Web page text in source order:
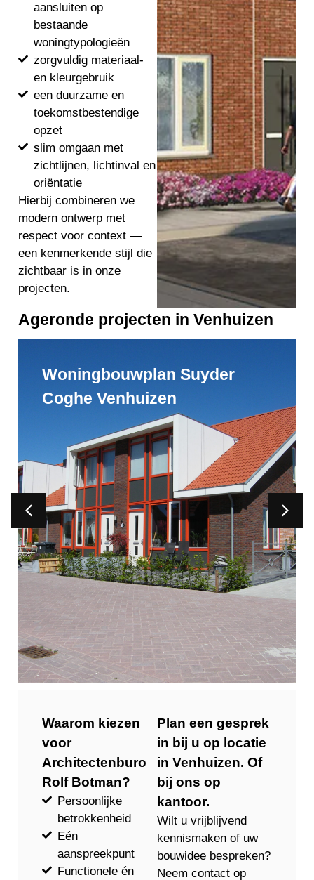
aansluiten op
bestaande
woningtypologieën
zorgvuldig materiaal-
en kleurgebruik
een duurzame en
toekomstbestendige
opzet
slim omgaan met
zichtlijnen, lichtinval en
oriëntatie
Hierbij combineren we
modern ontwerp met
respect voor context —
een kenmerkende stijl die
zichtbaar is in onze
projecten.
Ageronde projecten in Venhuizen
Huurwoningen
woningbouwplan Hillegaar te
Waarom kiezen
voor
Architectenburo
Rolf Botman?
Persoonlijke
betrokkenheid
Eén
aanspreekpunt
Functionele én
Plan een gesprek
in bij u op locatie
in Venhuizen. Of
bij ons op
kantoor.
Wilt u vrijblijvend
kennismaken of uw
bouwidee bespreken?
Neem contact op